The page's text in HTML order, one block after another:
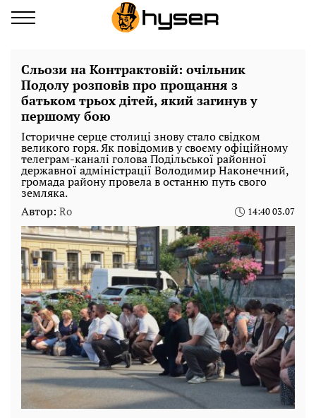
Сльози на Контрактовій: очільник
Подолу розповів про прощання з
батьком трьох дітей, який загинув у
першому бою
Історичне серце столиці знову стало свідком
великого горя. Як повідомив у своєму офіційному
телеграм-каналі голова Подільської районної
державної адміністрації Володимир Наконечний,
громада району провела в останню путь свого
земляка.
Автор: Ro 14:40 03.07